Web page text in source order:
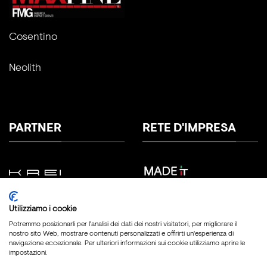
Cosentino
Neolith
PARTNER RETE D'IMPRESA
Utilizziamo i cookie
Potremmo posizionarli per l'analisi dei dati dei nostri visitatori, per migliorare il
nostro sito Web, mostrare contenuti personalizzati e offrirti un'esperienza di
navigazione eccezionale. Per ulteriori informazioni sui cookie utilizziamo aprire le
impostazioni.